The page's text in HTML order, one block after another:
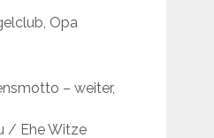
Opa
– weiter,
/ Ehe Witze